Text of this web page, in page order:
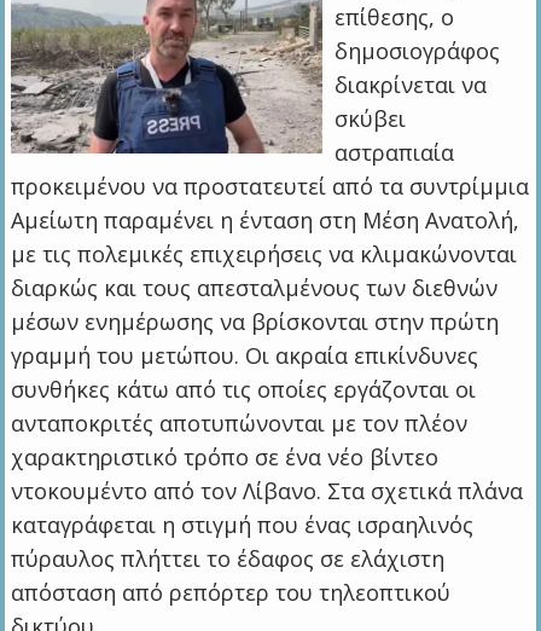
επίθεσης, ο
δημοσιογράφος
διακρίνεται να
σκύβει
αστραπιαία
προκειμένου να προστατευτεί από τα συντρίμμια
Αμείωτη παραμένει η ένταση στη Μέση Ανατολή,
με τις πολεμικές επιχειρήσεις να κλιμακώνονται
διαρκώς και τους απεσταλμένους των διεθνών
μέσων ενημέρωσης να βρίσκονται στην πρώτη
γραμμή του μετώπου. Οι ακραία επικίνδυνες
συνθήκες κάτω από τις οποίες εργάζονται οι
ανταποκριτές αποτυπώνονται με τον πλέον
χαρακτηριστικό τρόπο σε ένα νέο βίντεο
ντοκουμέντο από τον Λίβανο. Στα σχετικά πλάνα
καταγράφεται η στιγμή που ένας ισραηλινός
πύραυλος πλήττει το έδαφος σε ελάχιστη
απόσταση από ρεπόρτερ του τηλεοπτικού